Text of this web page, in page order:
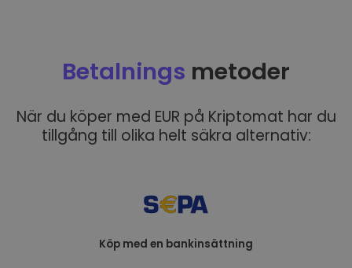
Betalnings metoder
När du köper med EUR på Kriptomat har du
tillgång till olika helt säkra alternativ:
Köp med en bankinsättning